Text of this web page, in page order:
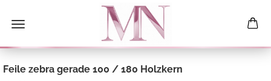
Feile zebra gerade 100 / 180 Holzkern